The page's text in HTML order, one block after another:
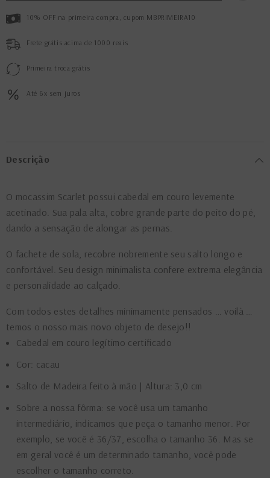
10% OFF na primeira compra, cupom MBPRIMEIRA10
Frete grátis acima de 1000 reais
Primeira troca grátis
Até 6x sem juros
Descrição
O mocassim Scarlet possui cabedal em couro levemente
acetinado. Sua pala alta, cobre grande parte do peito do pé,
dando a sensação de alongar as pernas.
O fachete de sola, recobre nobremente seu salto longo e
confortável. Seu design minimalista confere extrema elegância
e personalidade ao calçado.
Com todos estes detalhes minimamente pensados … voilà …
temos o nosso mais novo objeto de desejo!!
Cabedal em couro legítimo certificado
Cor: cacau
Salto de Madeira feito à mão | Altura: 3,0 cm
Sobre a nossa fôrma: se você usa um tamanho
intermediário, indicamos que peça o tamanho menor. Por
exemplo, se você é 36/37, escolha o tamanho 36. Mas se
em geral você é um determinado tamanho, você pode
escolher o tamanho correto.